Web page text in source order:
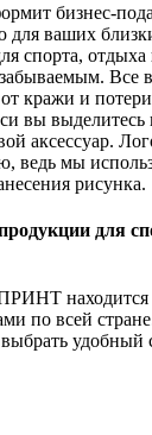
бизнес-
для ваших
спорта, отдыха
Все
кражи и
вы выделитесь
аксессуар.
ведь мы
рисунка.
для
находится
по всей
удобный